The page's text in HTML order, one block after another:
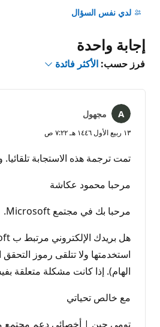
هناك
لدي نفس السؤال
إجابة واحدة
فرز حسب: الأكثر فائدة
مجهول
١٣ ربيع الأول ١٤٤٦ هـ ٧:٢٢ ص
تمت ترجمة هذه الاستجابة
مرحبا محمود عكاشة
مرحبا بك في مجتمع Microsoft.
استخدمتها ولا تتلقى رموز التحقق
الهام). إذا كانت مشكلة متعلقة
مع خالص تحياتي
تومي جين | أخصائي دعم مجتمع